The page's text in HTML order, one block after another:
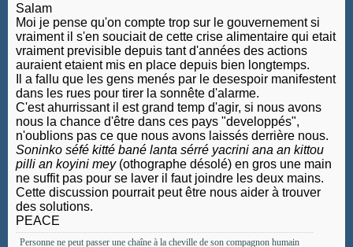
Salam
Moi je pense qu'on compte trop sur le gouvernement si
vraiment il s'en souciait de cette crise alimentaire qui etait
vraiment previsible depuis tant d'années des actions
auraient etaient mis en place depuis bien longtemps.
Il a fallu que les gens menés par le desespoir manifestent
dans les rues pour tirer la sonnête d'alarme.
C'est ahurrissant il est grand temp d'agir, si nous avons
nous la chance d'être dans ces pays "developpés",
n'oublions pas ce que nous avons laissés derrière nous.
Soninko séfé kitté bané lanta sérré yacrini ana an kittou
pilli an koyini mey (othographe désolé) en gros une main
ne suffit pas pour se laver il faut joindre les deux mains.
Cette discussion pourrait peut être nous aider à trouver
des solutions.
PEACE
Personne ne peut passer une chaîne à la cheville de son compagnon humain